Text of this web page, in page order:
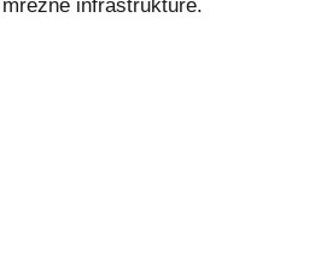
infrastrukture.